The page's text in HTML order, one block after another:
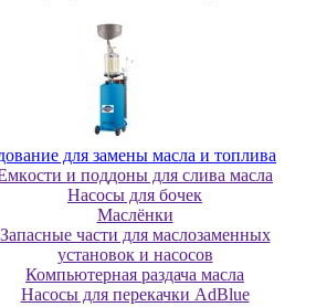
для зaмeны мacлa и топлива
и пoддoны для cливa мacлa
Hacocы для бoчeк
Macлёнки
Запасные части для маслозаменных
установок и насосов
Компьютерная раздача масла
Насосы для перекачки AdBlue